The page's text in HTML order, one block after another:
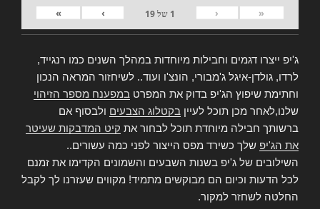
«
‹
1 של19
›
»
ג'יפ ייצרו דגמים וחבילות מיוחדות במהלך השנים כמו רנגייד,
לרדו, גולדן-איגל ג'מבורי, הונצ'ו ועוד.. לשיחזור המראה הנכון
וחתימת שיפוץ הג'יפ בדוק את המפרט במפענח מספר הזיהוי
שלנו,לאחר מכן תוכל לעיין בקטלוג הצבעים ולבסוף אם
ברשותך חבילה מיוחדת תוכל לבחור את קיט המדבקות שעיטר
את הג'יפ שלך כשירד מפס הייצור לפני כמה עשורים..
השילובים של ג'יפ בשנות השבעים והשמונים הקדימו את זמנם
לכל הדעות וכיום הם מבוקשים מתמיד! מקווים שעזרנו לך לקבל
החלטה לשחזר למקור.